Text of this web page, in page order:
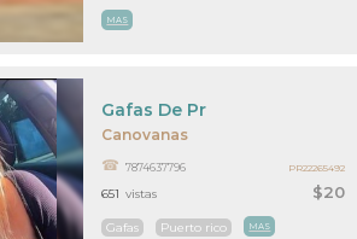
MAS
Canovanas
$20
Gafas De Pr
7874637796
Gafas Puerto rico MAS
651 vistas
PR22265492